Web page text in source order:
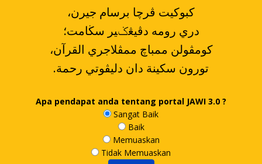
،کبوکيت ڤرچا برسام جيرن
دري رومه دڤيڠݢير سڬامت؛
،کومڤولن ممباچ ممڤلاجري القرآن
.تورون سکينة دان دليڤوتي رحمة
Apa pendapat anda tentang portal JAWI 3.0 ?
Sangat Baik
Baik
Memuaskan
Tidak Memuaskan